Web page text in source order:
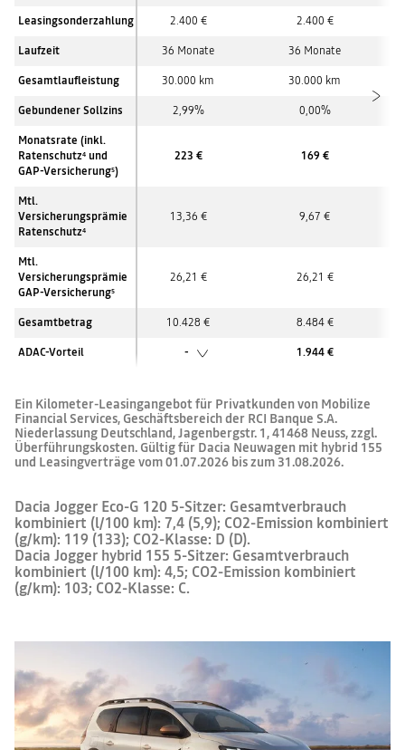
Leasingsonderzahlung 2.400 € 2.400 €
Laufzeit 36 Monate 36 Monate
Gesamtlaufleistung 30.000 km 30.000 km
Gebundener Sollzins 2,99% 0,00%
Monatsrate (inkl.
Ratenschutz4 und
GAP-Versicherung5)
223 € 169 €
Mtl.
Versicherungsprämie
Ratenschutz4
13,36 € 9,67 €
Mtl.
Versicherungsprämie
GAP-Versicherung5
26,21 € 26,21 €
Gesamtbetrag 10.428 € 8.484 €
ADAC-Vorteil - 1.944 €
Ein Kilometer-Leasingangebot für Privatkunden von Mobilize
Financial Services, Geschäftsbereich der RCI Banque S.A.
Niederlassung Deutschland, Jagenbergstr. 1, 41468 Neuss, zzgl.
Überführungskosten. Gültig für Dacia Neuwagen mit hybrid 155
und Leasingverträge vom 01.07.2026 bis zum 31.08.2026.
Dacia Jogger Eco-G 120 5-Sitzer: Gesamtverbrauch
kombiniert (l/100 km): 7,4 (5,9); CO2-Emission kombiniert
(g/km): 119 (133); CO2-Klasse: D (D).
Dacia Jogger hybrid 155 5-Sitzer: Gesamtverbrauch
kombiniert (l/100 km): 4,5; CO2-Emission kombiniert
(g/km): 103; CO2-Klasse: C.